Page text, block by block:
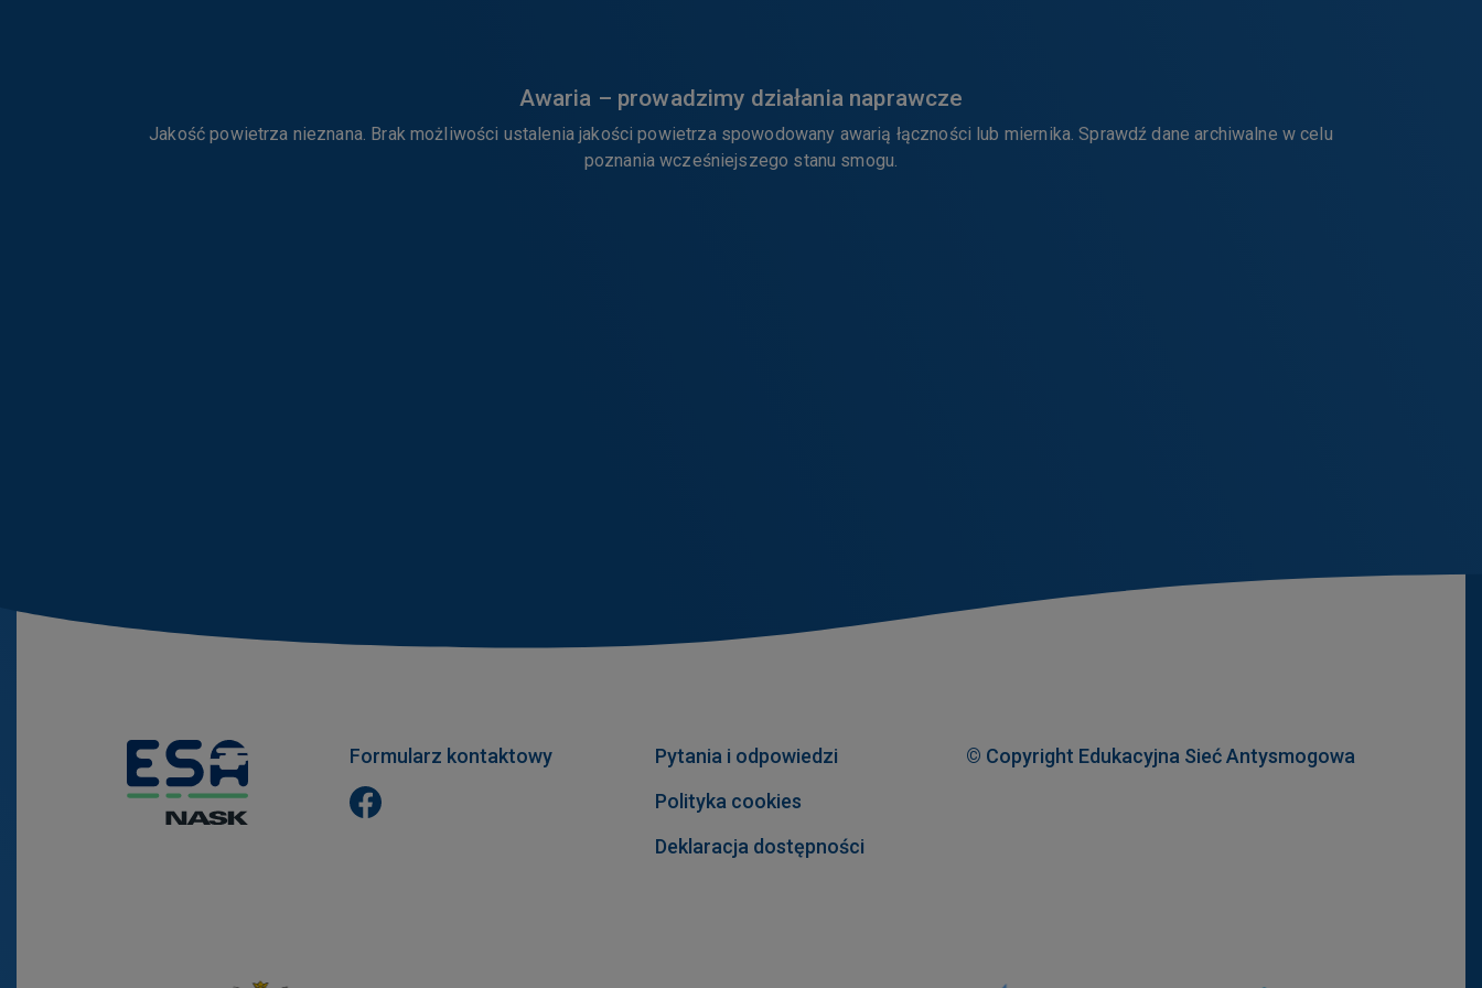
Awaria – prowadzimy działania naprawcze
Jakość powietrza nieznana. Brak możliwości ustalenia jakości powietrza spowodowany awarią łączności lub miernika. Sprawdź dane archiwalne w celu
poznania wcześniejszego stanu smogu.
Formularz kontaktowy
Pytania i odpowiedzi
Polityka cookies
Deklaracja dostępności
© Copyright Edukacyjna Sieć Antysmogowa